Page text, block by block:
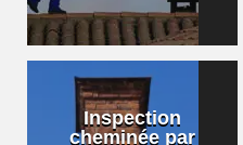
Inspection
cheminée par